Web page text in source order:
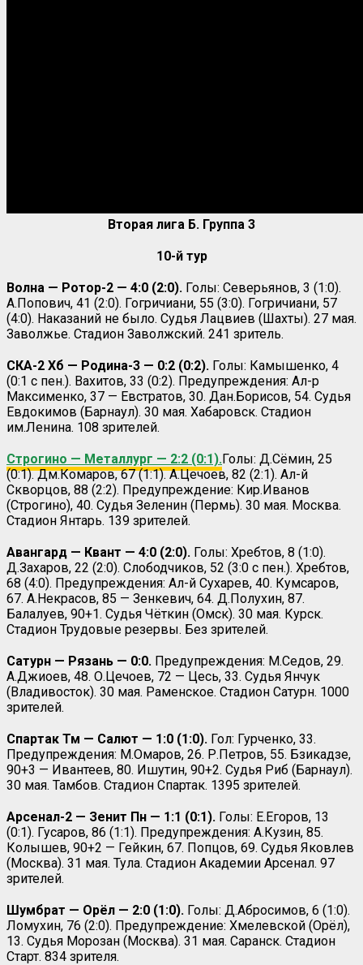
Вторая лига Б. Группа 3
10-й тур
Волна — Ротор-2 — 4:0 (2:0). Голы: Северьянов, 3 (1:0).
А.Попович, 41 (2:0). Гогричиани, 55 (3:0). Гогричиани, 57
(4:0). Наказаний не было. Судья Лацвиев (Шахты). 27 мая.
Заволжье. Стадион Заволжский. 241 зритель.
СКА-2 Хб — Родина-3 — 0:2 (0:2). Голы: Камышенко, 4
(0:1 с пен.). Вахитов, 33 (0:2). Предупреждения: Ал-р
Максименко, 37 — Евстратов, 30. Дан.Борисов, 54. Судья
Евдокимов (Барнаул). 30 мая. Хабаровск. Стадион
им.Ленина. 108 зрителей.
Строгино — Металлург — 2:2 (0:1).Голы: Д.Сёмин, 25
(0:1). Дм.Комаров, 67 (1:1). А.Цечоев, 82 (2:1). Ал-й
Скворцов, 88 (2:2). Предупреждение: Кир.Иванов
(Строгино), 40. Судья Зеленин (Пермь). 30 мая. Москва.
Стадион Янтарь. 139 зрителей.
Авангард — Квант — 4:0 (2:0). Голы: Хребтов, 8 (1:0).
Д.Захаров, 22 (2:0). Слободчиков, 52 (3:0 с пен.). Хребтов,
68 (4:0). Предупреждения: Ал-й Сухарев, 40. Кумсаров,
67. А.Некрасов, 85 — Зенкевич, 64. Д.Полухин, 87.
Балалуев, 90+1. Судья Чёткин (Омск). 30 мая. Курск.
Стадион Трудовые резервы. Без зрителей.
Сатурн — Рязань — 0:0. Предупреждения: М.Седов, 29.
А.Джиоев, 48. О.Цечоев, 72 — Цесь, 33. Судья Янчук
(Владивосток). 30 мая. Раменское. Стадион Сатурн. 1000
зрителей.
Спартак Тм — Салют — 1:0 (1:0). Гол: Гурченко, 33.
Предупреждения: М.Омаров, 26. Р.Петров, 55. Бзикадзе,
90+3 — Ивантеев, 80. Ишутин, 90+2. Судья Риб (Барнаул).
30 мая. Тамбов. Стадион Спартак. 1395 зрителей.
Арсенал-2 — Зенит Пн — 1:1 (0:1). Голы: Е.Егоров, 13
(0:1). Гусаров, 86 (1:1). Предупреждения: А.Кузин, 85.
Колышев, 90+2 — Гейкин, 67. Попцов, 69. Судья Яковлев
(Москва). 31 мая. Тула. Стадион Академии Арсенал. 97
зрителей.
Шумбрат — Орёл — 2:0 (1:0). Голы: Д.Абросимов, 6 (1:0).
Ломухин, 76 (2:0). Предупреждение: Хмелевской (Орёл),
13. Судья Морозан (Москва). 31 мая. Саранск. Стадион
Старт. 834 зрителя.